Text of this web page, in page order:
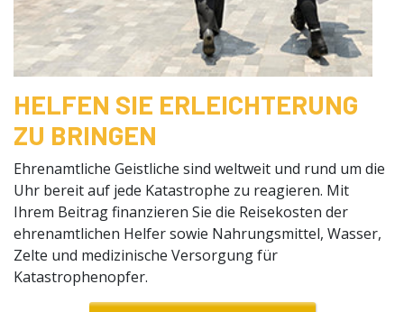
HELFEN SIE ERLEICHTERUNG
ZU BRINGEN
Ehrenamtliche Geistliche sind weltweit und rund um die
Uhr bereit auf jede Katastrophe zu reagieren. Mit
Ihrem Beitrag finanzieren Sie die Reisekosten der
ehrenamtlichen Helfer sowie Nahrungsmittel, Wasser,
Zelte und medizinische Versorgung für
Katastrophenopfer.